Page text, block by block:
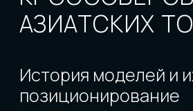
История моделей и их
позиционирование
на аукционах Японии и Кореи. CR-V появился в
конце 1990-х и быстро стал символом
практичного семейного автомобиля. Он